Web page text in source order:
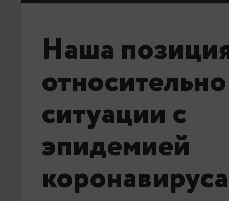
Наша
относительно
ситуации с
эпидемией
коронавируса